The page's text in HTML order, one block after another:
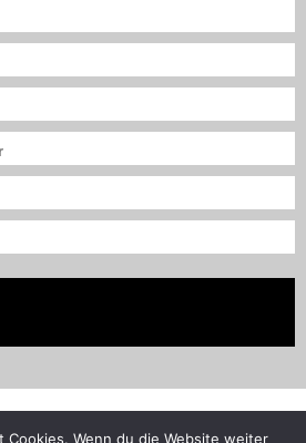
Cookies. Wenn du die Website weiter